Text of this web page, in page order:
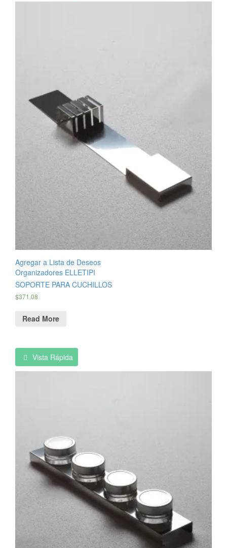
Agregar a Lista de Deseos
Organizadores ELLETIPI
SOPORTE PARA CUCHILLOS
$371.08
Read More
Vista Rápida